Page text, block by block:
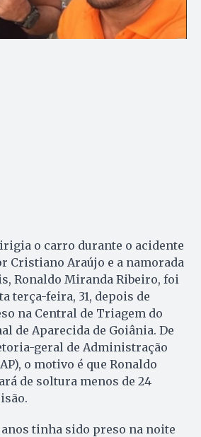
o carro durante o acidente
Cristiano Araújo e a namorada
Ronaldo Miranda Ribeiro, foi
terça-feira, 31, depois de
na Central de Triagem do
de Aparecida de Goiânia. De
geral de Administração
o motivo é que Ronaldo
de soltura menos de 24
tinha sido preso na noite